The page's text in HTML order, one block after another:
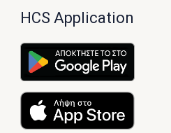
HCS Application